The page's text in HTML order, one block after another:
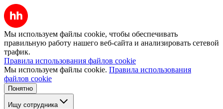
Мы используем файлы cookie, чтобы обеспечивать
правильную работу нашего веб-сайта и анализировать сетевой
трафик.
Правила использования файлов cookie
Мы используем файлы cookie. Правила использования
файлов cookie
Понятно
Ищу сотрудника